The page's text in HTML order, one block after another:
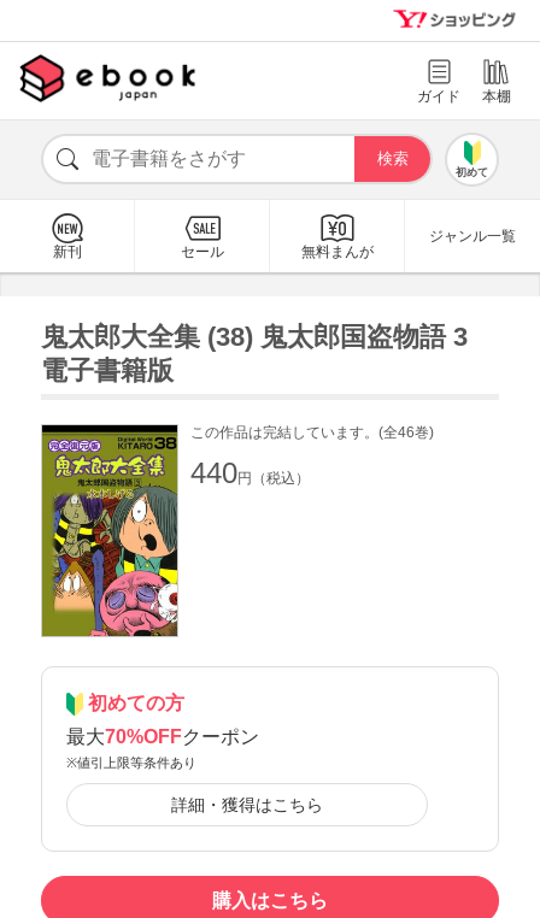
ガイド 本棚
初めて
新刊 セール 無料まんが
ジャンル一覧
鬼太郎大全集 (38) 鬼太郎国盗物語 3
電子書籍版
この作品は完結しています。(全46巻)
440円（税込）
初めての方
最大70%OFFクーポン
※値引上限等条件あり
詳細・獲得はこちら
購入はこちら